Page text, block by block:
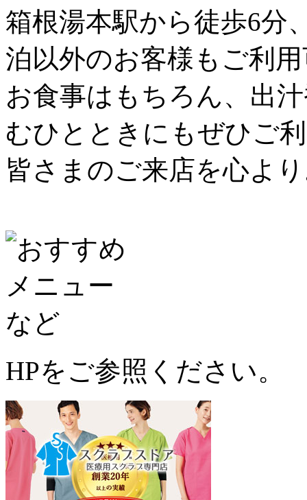
箱根湯本駅から徒歩6分
泊以外のお客様もご利
お食事はもちろん、出
むひとときにもぜひご
皆さまのご来店を心よ
HPをご参照ください。